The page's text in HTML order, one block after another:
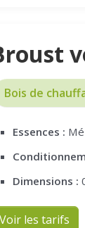
Bois de
Essences :
Dimensions :
Voir les tarifs